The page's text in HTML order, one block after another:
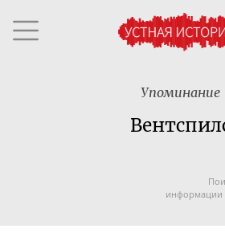
Упоминание
информации